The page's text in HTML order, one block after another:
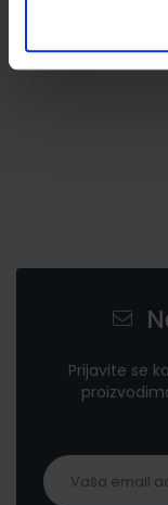
Prijavite se